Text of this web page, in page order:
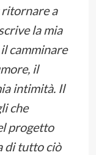
a
la mia
camminare
il
intimità. Il
che
progetto
di tutto ciò